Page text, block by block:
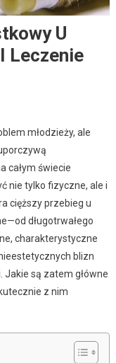
U
Leczenie
młodzieży, ale
całym świecie
nie tylko fizyczne, ale i
cięższy przebieg u
długotrwałego
charakterystyczne
blizn
Jakie są zatem główne
z nim